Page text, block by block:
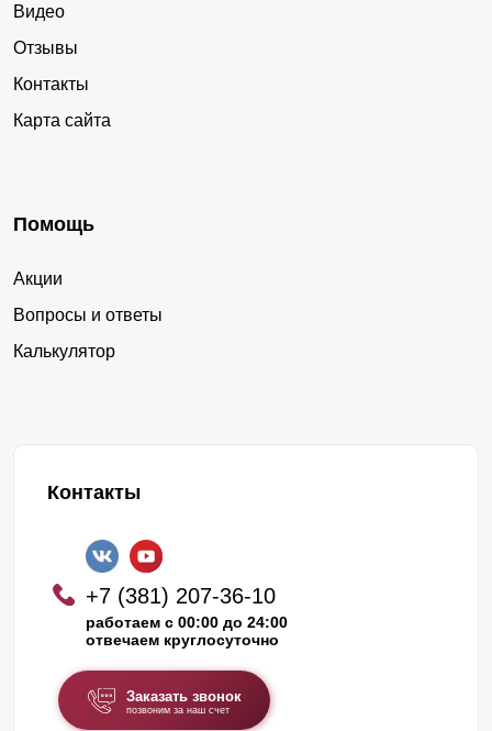
Видео
Отзывы
Контакты
Карта сайта
Помощь
Акции
Вопросы и ответы
Калькулятор
Контакты
+7 (381) 207-36-10
работаем с 00:00 до 24:00
отвечаем круглосуточно
Заказать звонок
позвоним за наш счет